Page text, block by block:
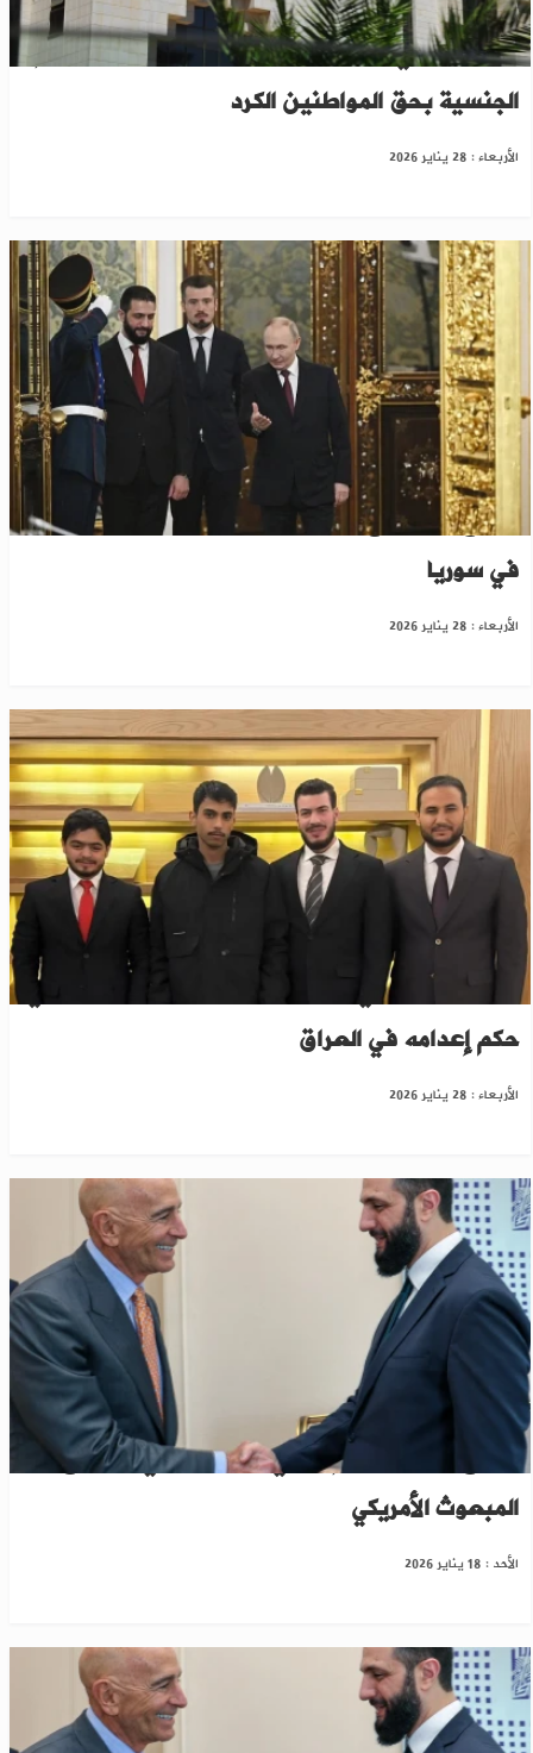
توجيه رسمي من الداخلية السورية لتطبيق مرسوم
الجنسية بحق المواطنين الكرد
الأربعاء : 28 يناير 2026
الشرع يبحث مع بوتين مستقبل القوات الروسية
في سوريا
الأربعاء : 28 يناير 2026
بعد تدخل رسمي.. دمشق تستقبل شاباً سورياً أُلغي
حكم إعدامه في العراق
الأربعاء : 28 يناير 2026
الشرع يدعو مظلوم عبدي للمشاركة في لقاء مع
المبعوث الأمريكي
الأحد : 18 يناير 2026